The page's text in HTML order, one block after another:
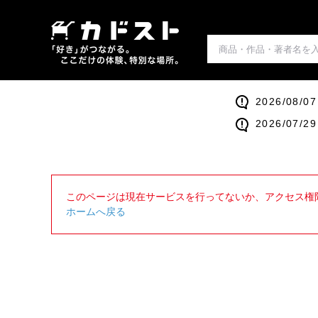
2026/08/07
2026/07/29
このページは現在サービスを行ってないか、アクセス
ホームへ戻る